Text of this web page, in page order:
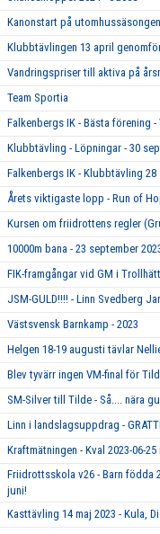
Kanonstart på
Klubbtävlingen 13 april
Vandringspriser till aktiva på
Team Sportia
Falkenbergs IK - Bästa förening
Klubbtävling - Löpningar - 30
Falkenbergs IK - Klubbtävling 28
Årets viktigaste lopp - Run of
Kursen om friidrottens regler
10000m bana - 23 september
FIK-framgångar vid GM i
JSM-GULD!!!! - Linn Svedberg
Västsvensk Barnkamp - 2023
Helgen 18-19 augusti tävlar
Blev tyvärr ingen VM-final för
SM-Silver till Tilde - Så.... nära
Linn i landslagsuppdrag -
Kraftmätningen - Kval 2023-06-
Friidrottsskola v26 - Barn födda
juni!
Kasttävling 14 maj 2023 - Kula,